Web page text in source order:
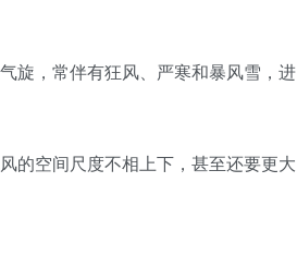
旋，常伴有狂风、严寒和暴风雪，进
的空间尺度不相上下，甚至还要更大